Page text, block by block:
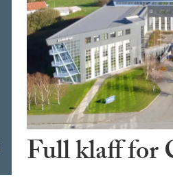
Full klaff for